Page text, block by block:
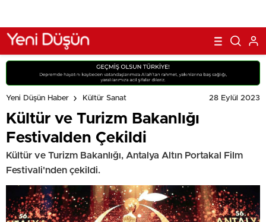
Yeni Düşün Haber Kültür Sanat 28 Eylül 2023
Kültür ve Turizm Bakanlığı
Festivalden Çekildi
Kültür ve Turizm Bakanlığı, Antalya Altın Portakal Film
Festivali'nden çekildi.